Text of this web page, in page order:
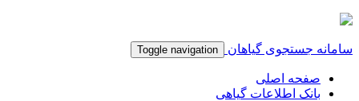
سامانه جستجوی گیاهان Toggle navigation
صفحه اصلی
بانک اطلاعات گیاهی